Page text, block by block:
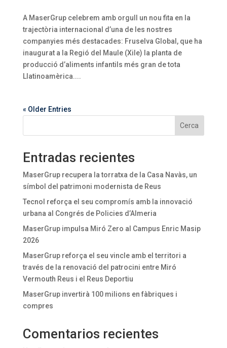
A MaserGrup celebrem amb orgull un nou fita en la
trajectòria internacional d’una de les nostres
companyies més destacades: Fruselva Global, que ha
inaugurat a la Regió del Maule (Xile) la planta de
producció d’aliments infantils més gran de tota
Llatinoamèrica....
« Older Entries
Cerca
Entradas recientes
MaserGrup recupera la torratxa de la Casa Navàs, un
símbol del patrimoni modernista de Reus
Tecnol reforça el seu compromís amb la innovació
urbana al Congrés de Policies d’Almeria
MaserGrup impulsa Miró Zero al Campus Enric Masip
2026
MaserGrup reforça el seu vincle amb el territori a
través de la renovació del patrocini entre Miró
Vermouth Reus i el Reus Deportiu
MaserGrup invertirà 100 milions en fàbriques i
compres
Comentarios recientes